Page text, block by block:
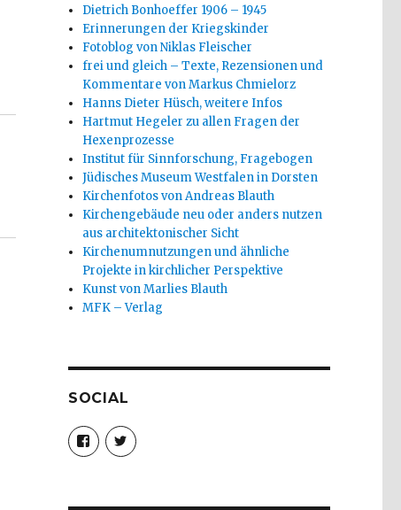
sich für die Welt einsetzen, Rezension von Markus
Dietrich Bonhoeffer 1906 – 1945
Erinnerungen der Kriegskinder
Fotoblog von Niklas Fleischer
frei und gleich – Texte, Rezensionen und
Kommentare von Markus Chmielorz
Hanns Dieter Hüsch, weitere Infos
Hartmut Hegeler zu allen Fragen der
Hexenprozesse
Institut für Sinnforschung, Fragebogen
Jüdisches Museum Westfalen in Dorsten
Kirchenfotos von Andreas Blauth
Kirchengebäude neu oder anders nutzen
aus architektonischer Sicht
Kirchenumnutzungen und ähnliche
Projekte in kirchlicher Perspektive
Kunst von Marlies Blauth
MFK – Verlag
SOCIAL
Profil
von
christoph.fleischer1
anzeigen
Profil
von
anzeigen